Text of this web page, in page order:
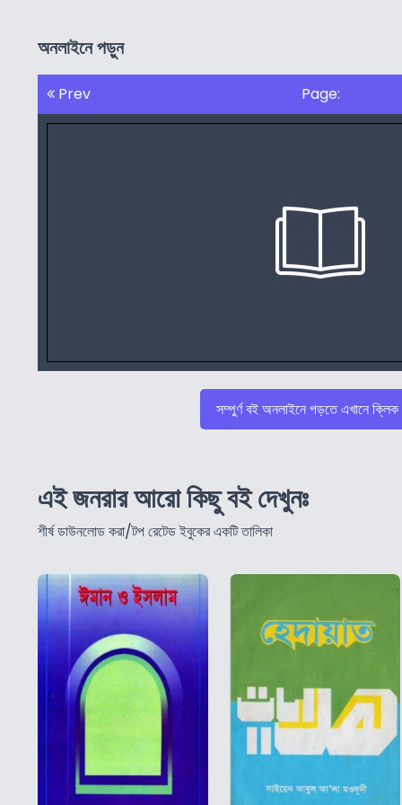
অনলাইনে পড়ুন
Prev Page:
সম্পুর্ণ বই অনলাইনে পড়তে এখানে
এই জনরার আরো কিছু বই দেখুনঃ
শীর্ষ ডাউনলোড করা/টপ রেটেড ইবুকের একটি তালিকা